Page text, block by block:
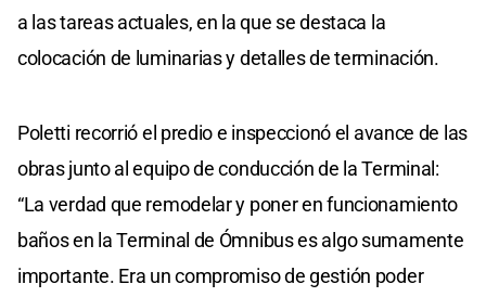
a las tareas actuales, en la que se destaca la
colocación de luminarias y detalles de terminación.
Poletti recorrió el predio e inspeccionó el avance de las
obras junto al equipo de conducción de la Terminal:
“La verdad que remodelar y poner en funcionamiento
baños en la Terminal de Ómnibus es algo sumamente
importante. Era un compromiso de gestión poder